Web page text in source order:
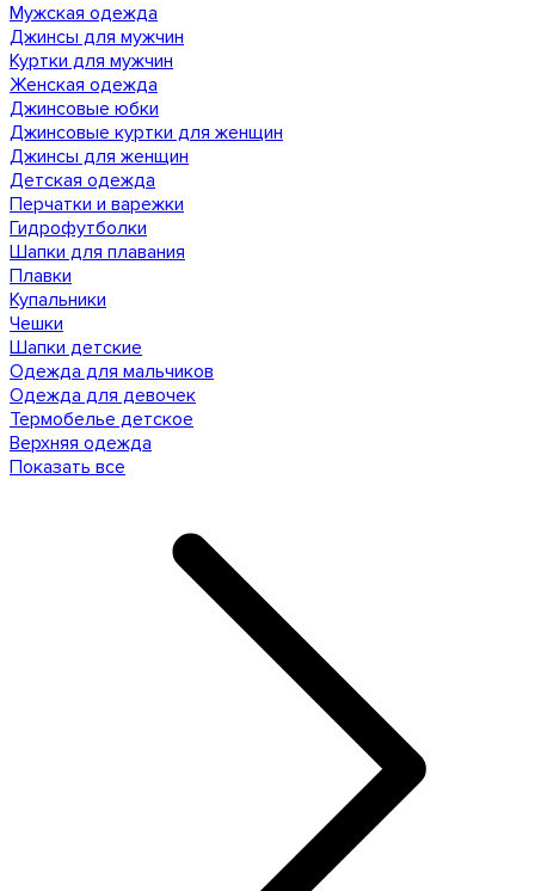
Мужская одежда
Джинсы для мужчин
Куртки для мужчин
Женская одежда
Джинсовые юбки
Джинсовые куртки для женщин
Джинсы для женщин
Детская одежда
Перчатки и варежки
Гидрофутболки
Шапки для плавания
Плавки
Купальники
Чешки
Шапки детские
Одежда для мальчиков
Одежда для девочек
Термобелье детское
Верхняя одежда
Показать все